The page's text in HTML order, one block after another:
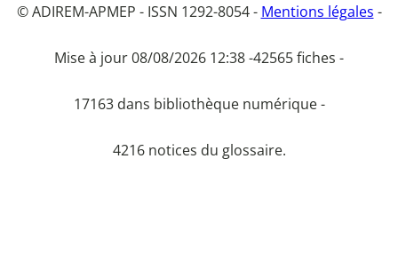
© ADIREM-APMEP - ISSN 1292-8054 - Mentions légales -
Mise à jour 08/08/2026 12:38 -42565 fiches -
17163 dans bibliothèque numérique -
4216 notices du glossaire.